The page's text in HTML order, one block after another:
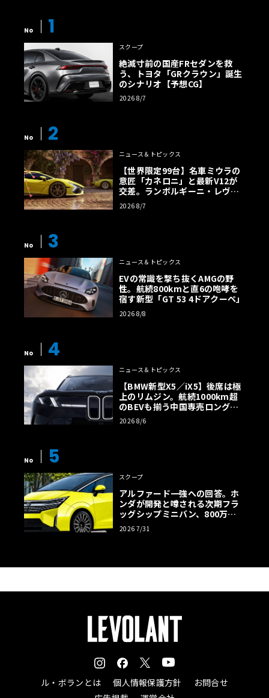
No 1
スクープ
絶滅寸前の国産FRセダンを救
う、トヨタ「GRクラウン」誕生
のシナリオ【予想CG】
2026 8/7
No 2
ニュース＆トピックス
【世界限定99台】名車ミウラの
意匠「カネロニ」と最新V12が
交差。ランボルギーニ・レヴエ
ルトに60周年記念車が登場
2026 8/7
No 3
ニュース＆トピックス
EVの常識を撃ち抜くAMGの野
性。航続800kmと直6の咆哮を
宿す新型「GT 53 4ドアクーペ」
2026 8/8
No 4
ニュース＆トピックス
【BMW新型X5／iX5】後席は極
上のリムジン。航続1000km超
のBEVも揃う中国専売ロング仕
様の全貌
2026 8/6
No 5
スクープ
アルファード一強への回答。ホ
ンダが開発と噂される次期フラ
ッグシップミニバン、800万円
超の勝算【予想CG】
2026 7/31
ル・ボランとは 個人情報保護方針
お問合せ